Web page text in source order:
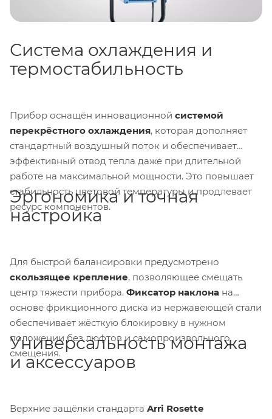
Система охлаждения и
термостабильность
Прибор оснащён инновационной системой
перекрёстного охлаждения, которая дополняет
стандартный воздушный поток и обеспечивает
эффективный отвод тепла даже при длительной
работе на максимальной мощности. Это повышает
стабильность цветовой температуры и продлевает
ресурс компонентов.
Эргономика и точная
настройка
Для быстрой балансировки предусмотрено
скользящее крепление, позволяющее смещать
центр тяжести прибора. Фиксатор наклона на
основе фрикционного диска из нержавеющей стали
обеспечивает жёсткую блокировку в нужном
положении без люфтов и самопроизвольного
смещения.
Универсальность монтажа
и аксессуаров
Верхние защёлки стандарта Arri Rosette